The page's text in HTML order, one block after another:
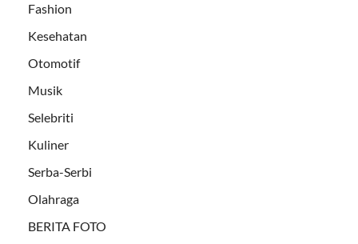
Fashion
Kesehatan
Otomotif
Musik
Selebriti
Kuliner
Serba-Serbi
Olahraga
BERITA FOTO